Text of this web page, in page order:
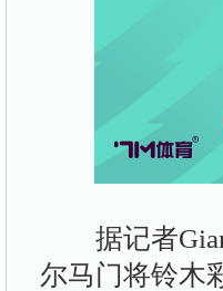
据记者
尔马门将铃木